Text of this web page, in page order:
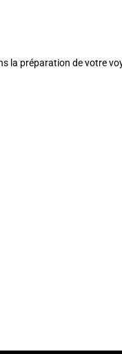
la préparation de votre